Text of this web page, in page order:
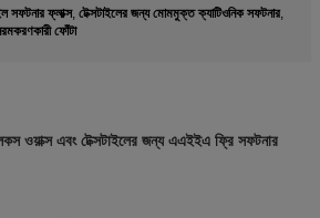
সফটনার ফ্লাক্স, টেক্সটাইলের জন্য মোমমুক্ত ক্যাটিওনিক সফটনার,
ফোঁটা
ওয়াক্স এবং টেক্সটাইলের জন্য এএইইএ ফ্রি সফটনার